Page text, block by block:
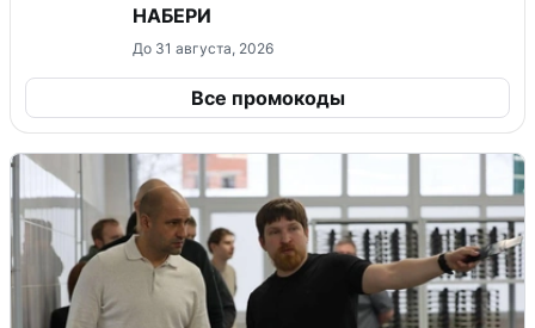
НАБЕРИ
До 31 августа, 2026
Все промокоды